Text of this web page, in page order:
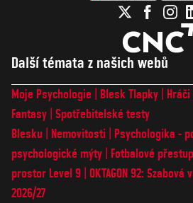
Další témata z našich webů
Moje Psychologie Blesk Tlapky
Fantasy Spotřebitelské testy
Blesku
Nemovitosti
Psychologika -
psychologické mýty
Fotbalové
prostor Level 9 OKTAGON 92:
2026/27